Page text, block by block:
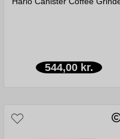
544,00 kr.